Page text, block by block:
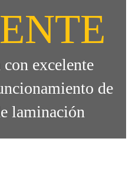
excelente
de
laminación